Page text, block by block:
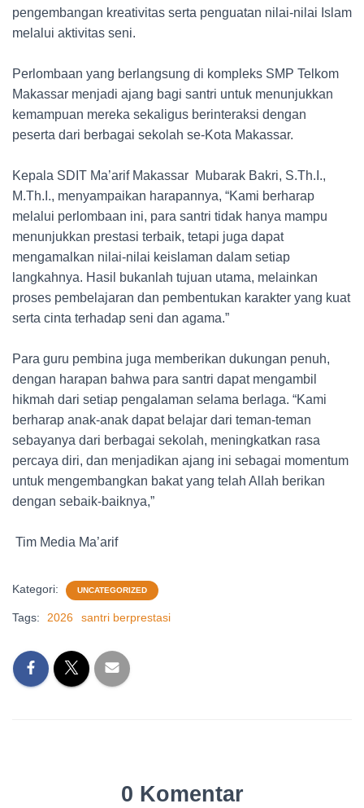
pengembangan kreativitas serta penguatan nilai-nilai Islam
melalui aktivitas seni.
Perlombaan yang berlangsung di kompleks SMP Telkom
Makassar menjadi ajang bagi santri untuk menunjukkan
kemampuan mereka sekaligus berinteraksi dengan
peserta dari berbagai sekolah se-Kota Makassar.
Kepala SDIT Ma’arif Makassar Mubarak Bakri, S.Th.I.,
M.Th.I., menyampaikan harapannya, “Kami berharap
melalui perlombaan ini, para santri tidak hanya mampu
menunjukkan prestasi terbaik, tetapi juga dapat
mengamalkan nilai-nilai keislaman dalam setiap
langkahnya. Hasil bukanlah tujuan utama, melainkan
proses pembelajaran dan pembentukan karakter yang kuat
serta cinta terhadap seni dan agama.”
Para guru pembina juga memberikan dukungan penuh,
dengan harapan bahwa para santri dapat mengambil
hikmah dari setiap pengalaman selama berlaga. “Kami
berharap anak-anak dapat belajar dari teman-teman
sebayanya dari berbagai sekolah, meningkatkan rasa
percaya diri, dan menjadikan ajang ini sebagai momentum
untuk mengembangkan bakat yang telah Allah berikan
dengan sebaik-baiknya,”
Tim Media Ma’arif
Kategori: UNCATEGORIZED
Tags: 2026 santri berprestasi
0 Komentar